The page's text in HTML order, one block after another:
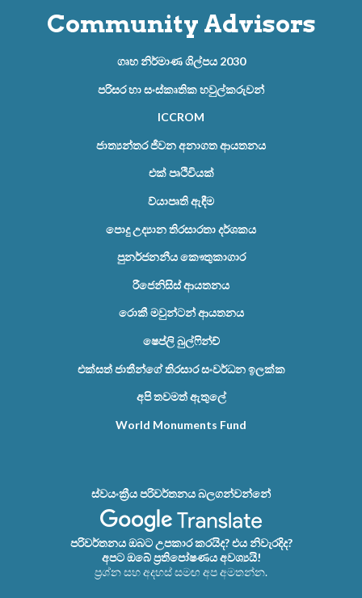
Community Advisors
ගෘහ නිර්මාණ ශිල්පය 2030
පරිසර හා සංස්කෘතික හවුල්කරුවන්
ICCROM
ජාත්‍යන්තර ජීවන අනාගත ආයතනය
එක් පෘථිවියක්
ව්යාපෘති ඇඳීම
පොදු උද්‍යාන තිරසාරතා දර්ශකය
පුනර්ජනනීය කෞතුකාගාර
රීජෙනිසිස් ආයතනය
රොකී මවුන්ටන් ආයතනය
ෂෙප්ලි බුල්ෆින්ච්
එක්සත් ජාතීන්ගේ තිරසාර සංවර්ධන ඉලක්ක
අපි තවමත් ඇතුලේ
World Monuments Fund
ස්වයංක්‍රීය පරිවර්තනය බලගන්වන්නේ
පරිවර්තනය ඔබට උපකාර කරයිද? එය නිවැරදිද?
අපට ඔබේ ප්‍රතිපෝෂණය අවශ්‍යයි!
ප්‍රශ්න සහ අදහස් සමඟ අප අමතන්න.